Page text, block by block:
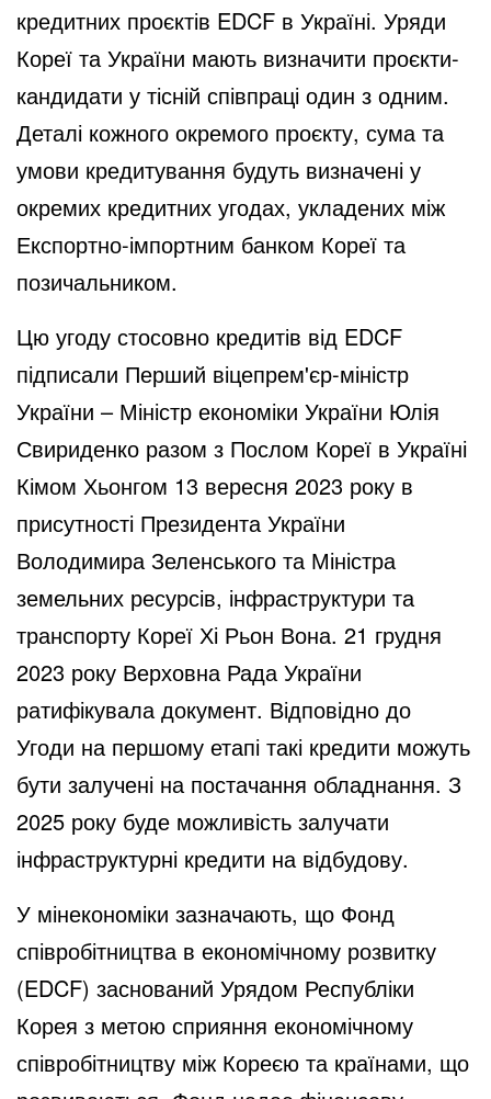
кредитних проєктів EDCF в Україні. Уряди
Кореї та України мають визначити проєкти-
кандидати у тісній співпраці один з одним.
Деталі кожного окремого проєкту, сума та
умови кредитування будуть визначені у
окремих кредитних угодах, укладених між
Експортно-імпортним банком Кореї та
позичальником.
Цю угоду стосовно кредитів від EDCF
підписали Перший віцепрем'єр-міністр
України – Міністр економіки України Юлія
Свириденко разом з Послом Кореї в Україні
Кімом Хьонгом 13 вересня 2023 року в
присутності Президента України
Володимира Зеленського та Міністра
земельних ресурсів, інфраструктури та
транспорту Кореї Хі Рьон Вона. 21 грудня
2023 року Верховна Рада України
ратифікувала документ. Відповідно до
Угоди на першому етапі такі кредити можуть
бути залучені на постачання обладнання. З
2025 року буде можливість залучати
інфраструктурні кредити на відбудову.
У мінекономіки зазначають, що Фонд
співробітництва в економічному розвитку
(EDCF) заснований Урядом Республіки
Корея з метою сприяння економічному
співробітництву між Кореєю та країнами, що